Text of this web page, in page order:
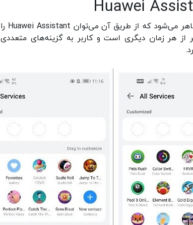
با ضربه زدن بر روی دکمه More در گوشه بالایی صفحه، یک منو ظاهر می‌شود که از طریق آن می‌توان Huawei Assistant را
هر زمان دیگری است و کاربر به گزینه‌های متعددی